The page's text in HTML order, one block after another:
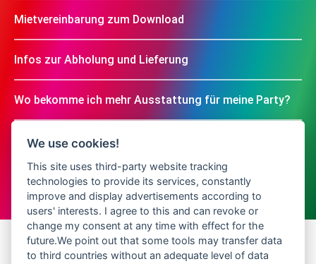
Mietvereinbarung zum Download
Infos zur Abholung und Lieferung
Wo bekomme ich mehr Ausstattung für meine Party?
We use cookies!
This site uses third-party website tracking
technologies to provide its services, constantly
improve and display advertisements according to
users' interests. I agree to this and can revoke or
change my consent at any time with effect for the
future.We point out that some tools may transfer data
to third countries without an adequate level of data